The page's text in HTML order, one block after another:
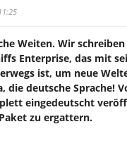
Weiten. Wir schreiben
Enterprise, das mit
ist, um neue
die deutsche Sprache!
eingedeutscht
zu ergattern.